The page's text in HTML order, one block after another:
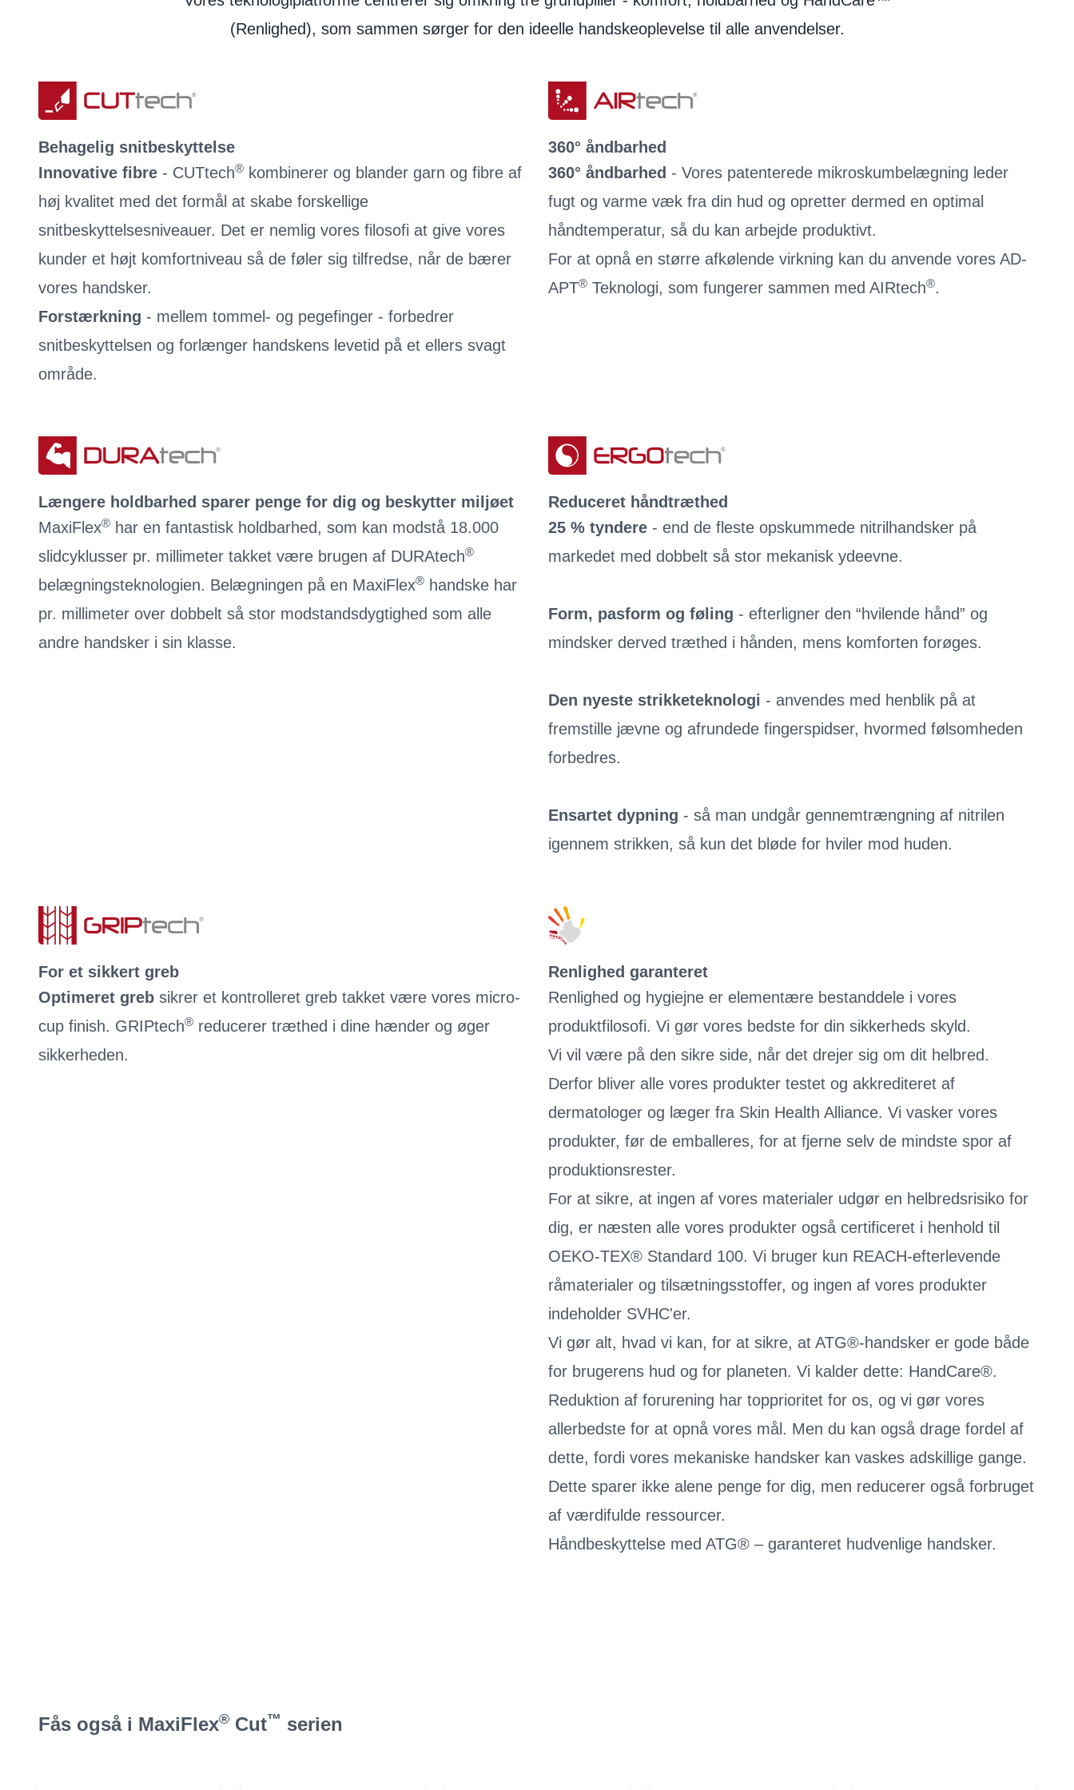
(Renlighed), som sammen sørger for den ideelle handskeoplevelse til alle anvendelser.
Behagelig snitbeskyttelse
Innovative fibre - CUTtech® kombinerer og blander garn og fibre af
høj kvalitet med det formål at skabe forskellige
snitbeskyttelsesniveauer. Det er nemlig vores filosofi at give vores
kunder et højt komfortniveau så de føler sig tilfredse, når de bærer
vores handsker.
Forstærkning - mellem tommel- og pegefinger - forbedrer
snitbeskyttelsen og forlænger handskens levetid på et ellers svagt
område.
360° åndbarhed
360° åndbarhed - Vores patenterede mikroskumbelægning leder
fugt og varme væk fra din hud og opretter dermed en optimal
håndtemperatur, så du kan arbejde produktivt.
For at opnå en større afkølende virkning kan du anvende vores AD-
APT® Teknologi, som fungerer sammen med AIRtech®.
Længere holdbarhed sparer penge for dig og beskytter miljøet
MaxiFlex® har en fantastisk holdbarhed, som kan modstå 18.000
slidcyklusser pr. millimeter takket være brugen af DURAtech®
belægningsteknologien. Belægningen på en MaxiFlex® handske har
pr. millimeter over dobbelt så stor modstandsdygtighed som alle
andre handsker i sin klasse.
Reduceret håndtræthed
25 % tyndere - end de fleste opskummede nitrilhandsker på
markedet med dobbelt så stor mekanisk ydeevne.
Form, pasform og føling - efterligner den “hvilende hånd” og
mindsker derved træthed i hånden, mens komforten forøges.
Den nyeste strikketeknologi - anvendes med henblik på at
fremstille jævne og afrundede fingerspidser, hvormed følsomheden
forbedres.
Ensartet dypning - så man undgår gennemtrængning af nitrilen
igennem strikken, så kun det bløde for hviler mod huden.
For et sikkert greb
Optimeret greb sikrer et kontrolleret greb takket være vores micro-
cup finish. GRIPtech® reducerer træthed i dine hænder og øger
sikkerheden.
Renlighed garanteret
Renlighed og hygiejne er elementære bestanddele i vores
produktfilosofi. Vi gør vores bedste for din sikkerheds skyld.
Vi vil være på den sikre side, når det drejer sig om dit helbred.
Derfor bliver alle vores produkter testet og akkrediteret af
dermatologer og læger fra Skin Health Alliance. Vi vasker vores
produkter, før de emballeres, for at fjerne selv de mindste spor af
produktionsrester.
For at sikre, at ingen af vores materialer udgør en helbredsrisiko for
dig, er næsten alle vores produkter også certificeret i henhold til
OEKO-TEX® Standard 100. Vi bruger kun REACH-efterlevende
råmaterialer og tilsætningsstoffer, og ingen af vores produkter
indeholder SVHC'er.
Vi gør alt, hvad vi kan, for at sikre, at ATG®-handsker er gode både
for brugerens hud og for planeten. Vi kalder dette: HandCare®.
Reduktion af forurening har topprioritet for os, og vi gør vores
allerbedste for at opnå vores mål. Men du kan også drage fordel af
dette, fordi vores mekaniske handsker kan vaskes adskillige gange.
Dette sparer ikke alene penge for dig, men reducerer også forbruget
af værdifulde ressourcer.
Håndbeskyttelse med ATG® – garanteret hudvenlige handsker.
Fås også i MaxiFlex® Cut™ serien